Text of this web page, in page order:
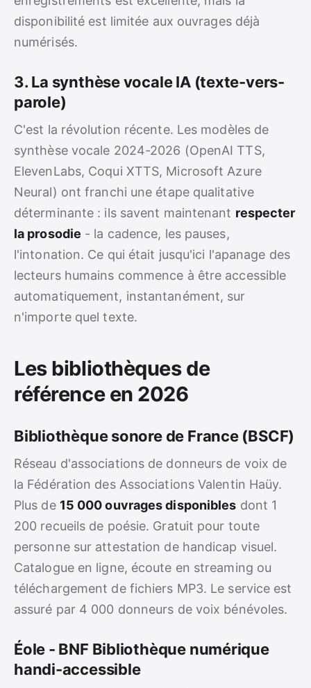
disponibilité est limitée aux ouvrages déjà
numérisés.
3. La synthèse vocale IA (texte-vers-
parole)
C'est la révolution récente. Les modèles de
synthèse vocale 2024-2026 (OpenAI TTS,
ElevenLabs, Coqui XTTS, Microsoft Azure
Neural) ont franchi une étape qualitative
déterminante : ils savent maintenant respecter
la prosodie - la cadence, les pauses,
l'intonation. Ce qui était jusqu'ici l'apanage des
lecteurs humains commence à être accessible
automatiquement, instantanément, sur
n'importe quel texte.
Les bibliothèques de
référence en 2026
Bibliothèque sonore de France (BSCF)
Réseau d'associations de donneurs de voix de
la Fédération des Associations Valentin Haüy.
Plus de 15 000 ouvrages disponibles dont 1
200 recueils de poésie. Gratuit pour toute
personne sur attestation de handicap visuel.
Catalogue en ligne, écoute en streaming ou
téléchargement de fichiers MP3. Le service est
assuré par 4 000 donneurs de voix bénévoles.
Éole - BNF Bibliothèque numérique
handi-accessible